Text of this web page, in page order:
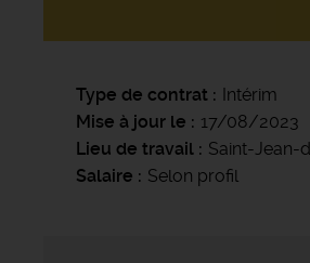
Type de contrat
Intérim
Mise à jour le
17/08/2023
Lieu de travail
Saint-Jean-
Salaire
Selon profil